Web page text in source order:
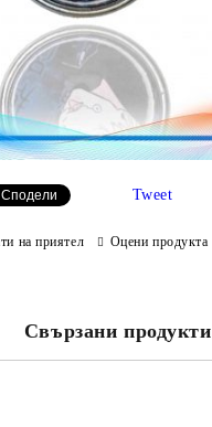
Сподели Tweet
на приятел Оцени продукта
Свързани продукти